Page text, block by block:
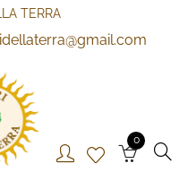
TERRA
0